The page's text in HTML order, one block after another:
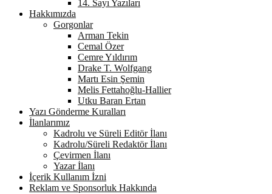
14. Sayı Yazıları
Hakkımızda
Gorgonlar
Arman Tekin
Cemal Özer
Cemre Yıldırım
Drake T. Wolfgang
Martı Esin Şemin
Melis Fettahoğlu-Hallier
Utku Baran Ertan
Yazı Gönderme Kuralları
İlanlarımız
Kadrolu ve Süreli Editör İlanı
Kadrolu/Süreli Redaktör İlanı
Çevirmen İlanı
Yazar İlanı
İçerik Kullanım İzni
Reklam ve Sponsorluk Hakkında